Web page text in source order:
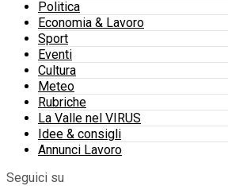
Politica
Economia & Lavoro
Sport
Eventi
Cultura
Meteo
Rubriche
La Valle nel VIRUS
Idee & consigli
Annunci Lavoro
Seguici su